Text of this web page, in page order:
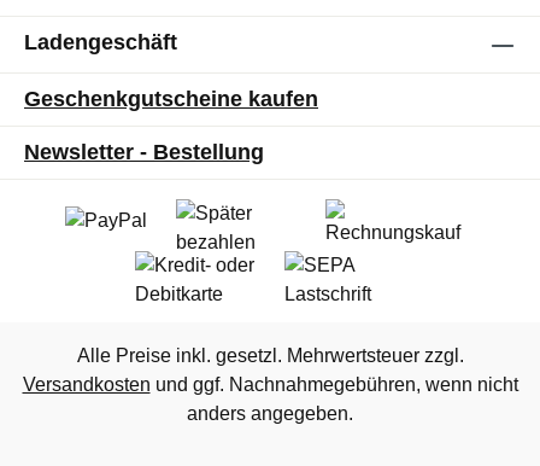
Ladengeschäft
Geschenkgutscheine kaufen
Newsletter - Bestellung
Alle Preise inkl. gesetzl. Mehrwertsteuer zzgl.
Versandkosten und ggf. Nachnahmegebühren, wenn nicht
anders angegeben.